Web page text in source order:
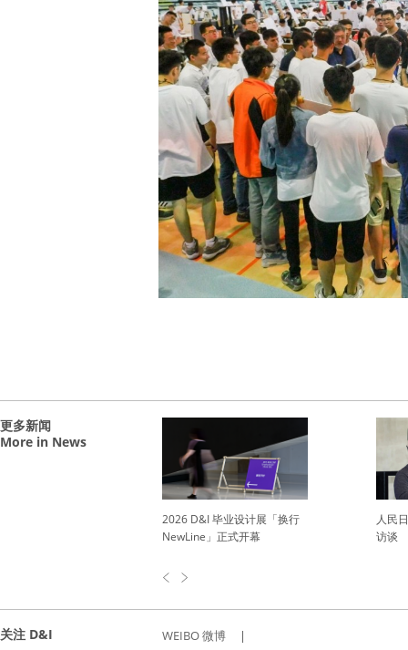
更多新闻
More in News
2026 D&I 毕业设计展「换行
人民日报刊发我院康思大教授
访谈
关注 D&I WEIBO 微博 |